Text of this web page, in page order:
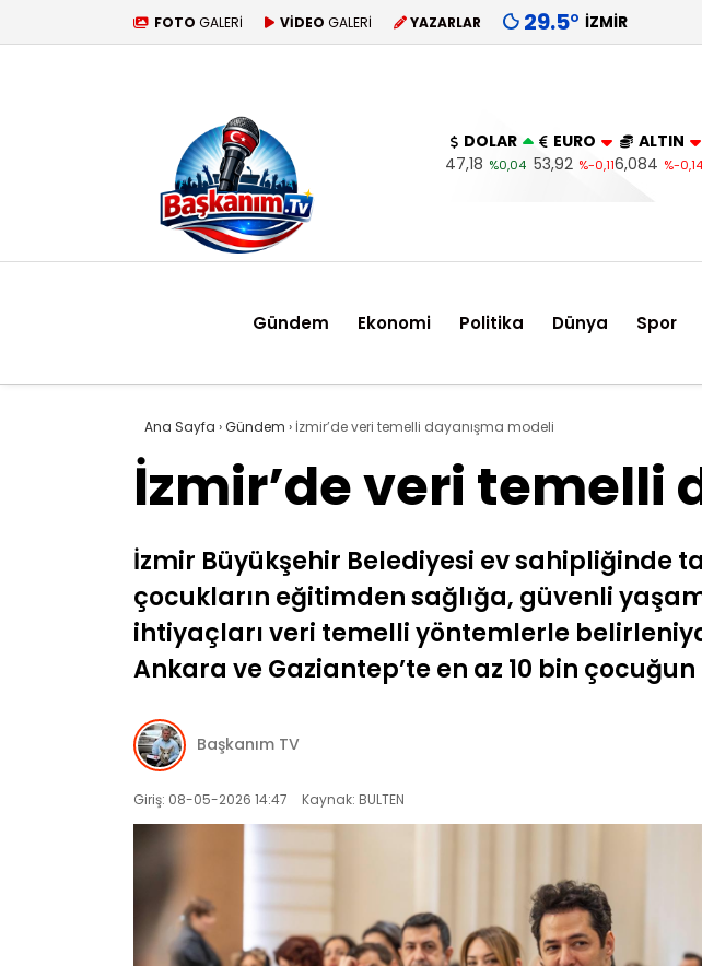
FOTO GALERİ VİDEO GALERİ YAZARLAR 29.5° İZMIR
DOLAR
47,18 %0,04
EURO
53,92 %-0,11
ALTIN
6,084 %-
Gündem Ekonomi Politika Dünya Spor
Ana Sayfa ›Gündem › İzmir’de veri temelli dayanışma modeli
İzmir’de veri temelli
İzmir Büyükşehir Belediyesi ev sahipliğinde
çocukların eğitimden sağlığa, güvenli
ihtiyaçları veri temelli yöntemlerle
Ankara ve Gaziantep’te en az 10 bin
Başkanım TV
Giriş: 08-05-2026 14:47 Kaynak: BULTEN